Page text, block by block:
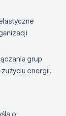
grup
energii.
o